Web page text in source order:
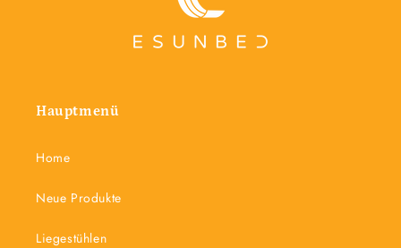
Hauptmenü
Home
Neue Produkte
Liegestühlen